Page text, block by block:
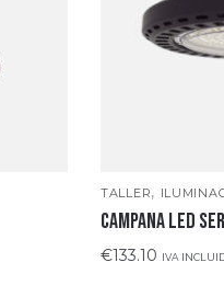
TALLER,
CAMPANA LED
€133.10 IVA